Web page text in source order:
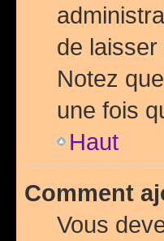
de
Notez
une fois
Haut
Comment
Vous